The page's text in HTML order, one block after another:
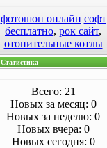
фотошоп онлайн софт
бесплатно, рок сайт,
отопительные котлы
Статистика
Всего: 21
Новых за месяц: 0
Новых за неделю: 0
Новых вчера: 0
Новых сегодня: 0